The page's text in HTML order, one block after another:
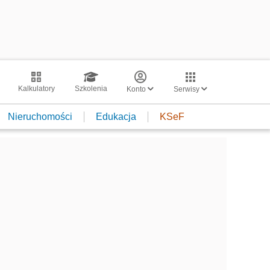
Kalkulatory Szkolenia Konto Serwisy
Nieruchomości Edukacja KSeF